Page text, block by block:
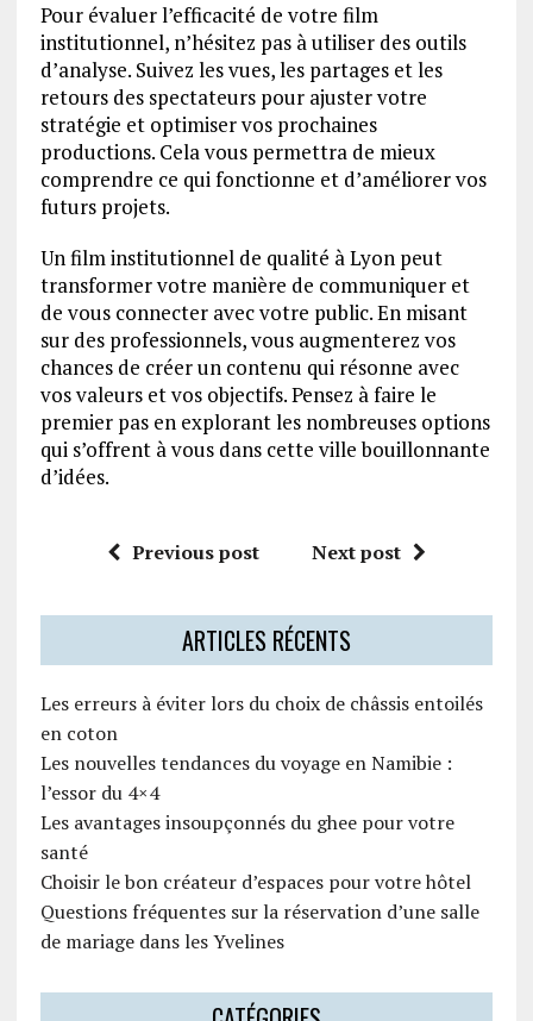
Pour évaluer l’efficacité de votre film
institutionnel, n’hésitez pas à utiliser des outils
d’analyse. Suivez les vues, les partages et les
retours des spectateurs pour ajuster votre
stratégie et optimiser vos prochaines
productions. Cela vous permettra de mieux
comprendre ce qui fonctionne et d’améliorer vos
futurs projets.
Un film institutionnel de qualité à Lyon peut
transformer votre manière de communiquer et
de vous connecter avec votre public. En misant
sur des professionnels, vous augmenterez vos
chances de créer un contenu qui résonne avec
vos valeurs et vos objectifs. Pensez à faire le
premier pas en explorant les nombreuses options
qui s’offrent à vous dans cette ville bouillonnante
d’idées.
Previous post Next post
ARTICLES RÉCENTS
Les erreurs à éviter lors du choix de châssis entoilés
en coton
Les nouvelles tendances du voyage en Namibie :
l’essor du 4×4
Les avantages insoupçonnés du ghee pour votre
santé
Choisir le bon créateur d’espaces pour votre hôtel
Questions fréquentes sur la réservation d’une salle
de mariage dans les Yvelines